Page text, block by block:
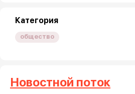
Категория
общество
Новостной поток